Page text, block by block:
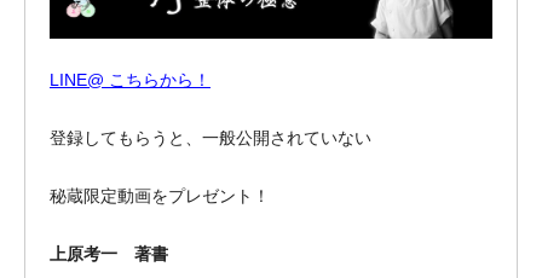
LINE@ こちらから！
登録してもらうと、一般公開されていない
秘蔵限定動画をプレゼント！
上原考一 著書